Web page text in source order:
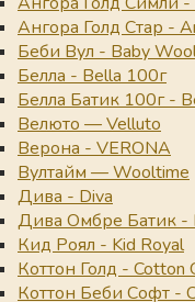
Ангора Голд Стар -
Беби Вул - Baby
Белла - Bella 100г
Белла Батик 100г -
Велюто — Velluto
Верона - VERONA
Вултайм — Wooltime
Дива - Diva
Дива Омбре Батик -
Кид Роял - Kid Royal
Коттон Голд - Cotton
Коттон Беби Софт -